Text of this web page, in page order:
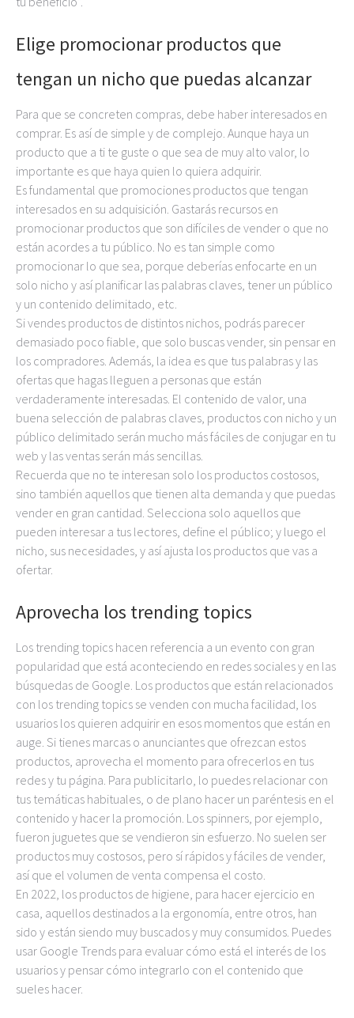
Elige promocionar productos que
tengan un nicho que puedas alcanzar
Para que se concreten compras, debe haber interesados en
comprar. Es así de simple y de complejo. Aunque haya un
producto que a ti te guste o que sea de muy alto valor, lo
importante es que haya quien lo quiera adquirir.
Es fundamental que promociones productos que tengan
interesados en su adquisición. Gastarás recursos en
promocionar productos que son difíciles de vender o que no
están acordes a tu público. No es tan simple como
promocionar lo que sea, porque deberías enfocarte en un
solo nicho y así planificar las palabras claves, tener un público
y un contenido delimitado, etc.
Si vendes productos de distintos nichos, podrás parecer
demasiado poco fiable, que solo buscas vender, sin pensar en
los compradores. Además, la idea es que tus palabras y las
ofertas que hagas lleguen a personas que están
verdaderamente interesadas. El contenido de valor, una
buena selección de palabras claves, productos con nicho y un
público delimitado serán mucho más fáciles de conjugar en tu
web y las ventas serán más sencillas.
Recuerda que no te interesan solo los productos costosos,
sino también aquellos que tienen alta demanda y que puedas
vender en gran cantidad. Selecciona solo aquellos que
pueden interesar a tus lectores, define el público; y luego el
nicho, sus necesidades, y así ajusta los productos que vas a
ofertar.
Aprovecha los trending topics
Los trending topics hacen referencia a un evento con gran
popularidad que está aconteciendo en redes sociales y en las
búsquedas de Google. Los productos que están relacionados
con los trending topics se venden con mucha facilidad, los
usuarios los quieren adquirir en esos momentos que están en
auge. Si tienes marcas o anunciantes que ofrezcan estos
productos, aprovecha el momento para ofrecerlos en tus
redes y tu página. Para publicitarlo, lo puedes relacionar con
tus temáticas habituales, o de plano hacer un paréntesis en el
contenido y hacer la promoción. Los spinners, por ejemplo,
fueron juguetes que se vendieron sin esfuerzo. No suelen ser
productos muy costosos, pero sí rápidos y fáciles de vender,
así que el volumen de venta compensa el costo.
En 2022, los productos de higiene, para hacer ejercicio en
casa, aquellos destinados a la ergonomía, entre otros, han
sido y están siendo muy buscados y muy consumidos. Puedes
usar Google Trends para evaluar cómo está el interés de los
usuarios y pensar cómo integrarlo con el contenido que
sueles hacer.